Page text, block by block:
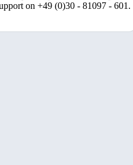
on +49 (0)30 - 81097 - 601.